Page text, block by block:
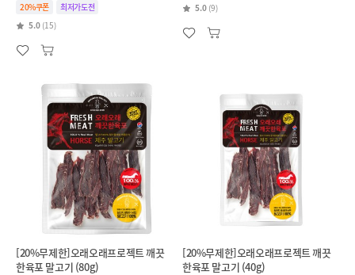
20%쿠폰
최저가도전
5.0 (15)
5.0 (9)
[20%무제한]오래오래프로젝트 깨끗
한육포 말고기 (80g)
[20%무제한]오래오래프로젝트 깨끗
한육포 말고기 (40g)